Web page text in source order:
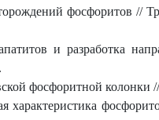
фосфоритов
и разработка
фосфоритной
характеристика